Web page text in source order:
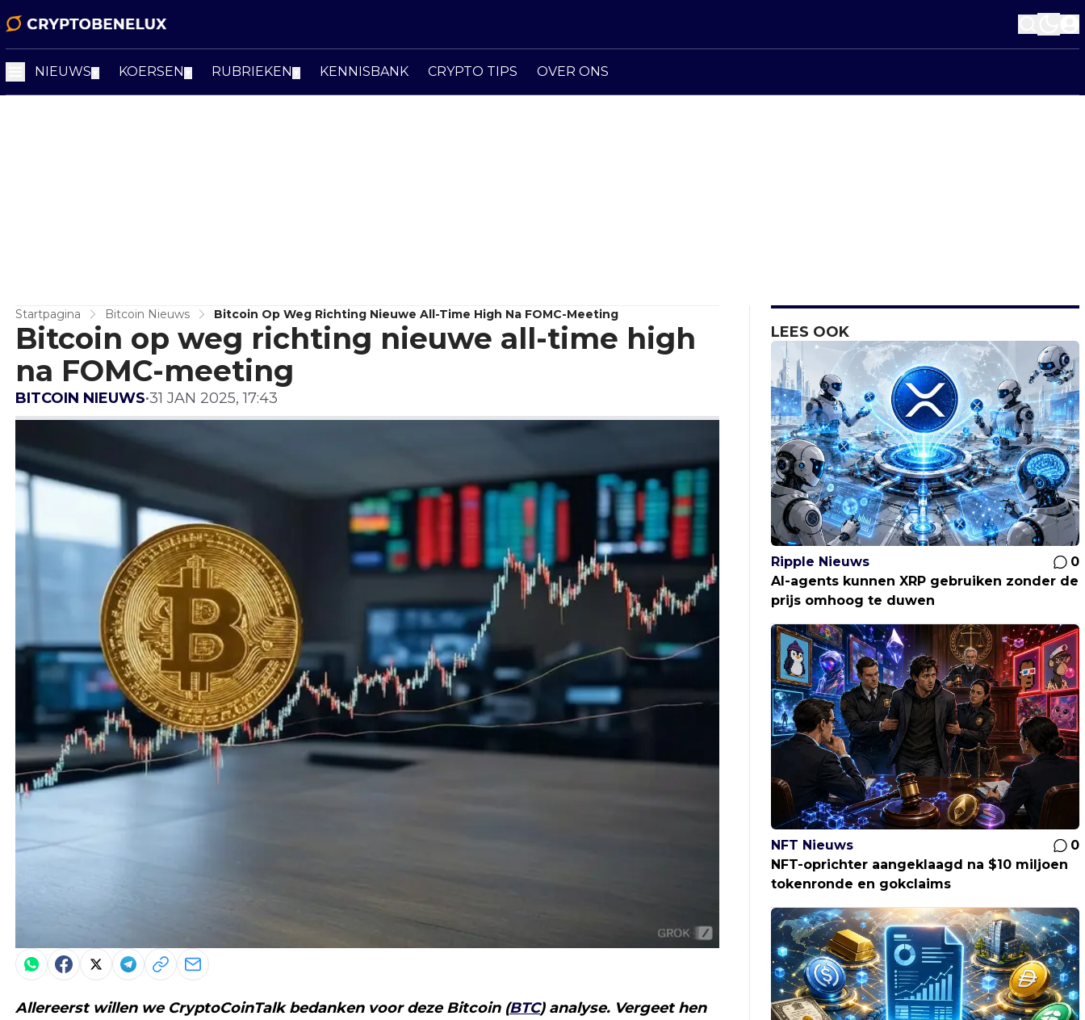
NIEUWS KOERSEN RUBRIEKEN KENNISBANK CRYPTO TIPS OVER ONS
Startpagina Bitcoin Nieuws Bitcoin Op Weg Richting Nieuwe All-Time High Na FOMC-Meeting
Bitcoin op weg richting nieuwe all-time high
na FOMC-meeting
BITCOIN NIEUWS•31 JAN 2025, 17:43
Allereerst willen we CryptoCoinTalk bedanken voor deze Bitcoin (BTC) analyse. Vergeet hen
LEES OOK
Ripple Nieuws
0
AI-agents kunnen XRP gebruiken zonder de
prijs omhoog te duwen
NFT Nieuws
0
NFT-oprichter aangeklaagd na $10 miljoen
tokenronde en gokclaims